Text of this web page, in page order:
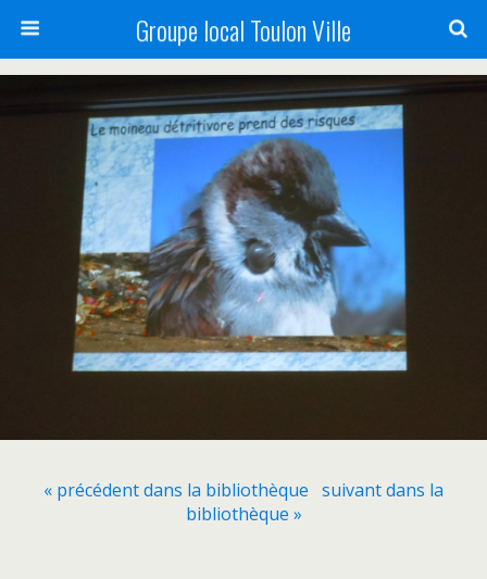
Groupe local Toulon Ville
« précédent dans la bibliothèque suivant dans la
bibliothèque »